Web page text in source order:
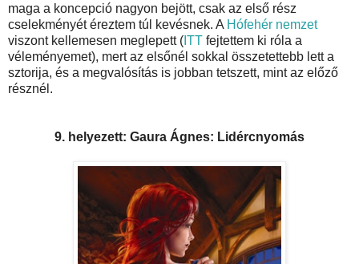
maga a koncepció nagyon bejött, csak az első rész
cselekményét éreztem túl kevésnek. A Hófehér nemzet
viszont kellemesen meglepett ( ITT fejtettem ki róla a
véleményemet), mert az elsőnél sokkal összetettebb lett a
sztorija, és a megvalósítás is jobban tetszett, mint az előző
résznél.
9. helyezett: Gaura Ágnes: Lidércnyomás